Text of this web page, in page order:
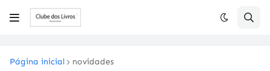
Página inicial novidades